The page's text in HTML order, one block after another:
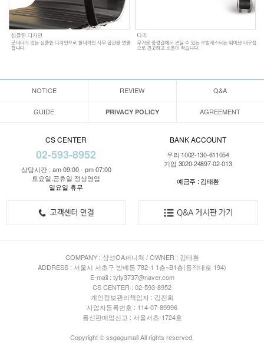
NOTICE REVIEW Q&A
GUIDE PRIVACY POLICY AGREEMENT
CS CENTER
02-593-8952
상담시간 : am 09:00 - pm 07:00
토요일,공휴일 정상영업
일요일 휴무
BANK ACCOUNT
우리 1002-130-611054
기업 3020-24897-02-013
예금주 : 김태환
COMPANY : 삼성OA퍼니쳐 / OWNER : 김태환
ADDRESS : 서울시 서초구 방배동 782-1 1층~B1층(동작대로 194)
E-mail : tyty3737@naver.com
CS CENTER : 02-593-8952
개인정보관리책임자 : 김진희
사업자등록번호 : 114-07-89996
통신판매업신고 : 서울서초-1724호
Copyright © ssgagumall All rights reserved.